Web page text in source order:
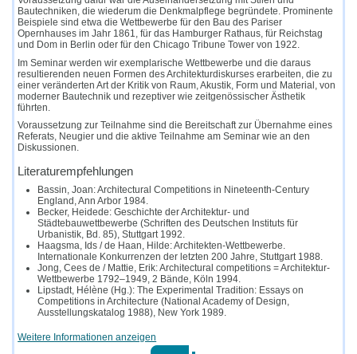
Bautechniken, die wiederum die Denkmalpflege begründete. Prominente
Beispiele sind etwa die Wettbewerbe für den Bau des Pariser
Opernhauses im Jahr 1861, für das Hamburger Rathaus, für Reichstag
und Dom in Berlin oder für den Chicago Tribune Tower von 1922.
Im Seminar werden wir exemplarische Wettbewerbe und die daraus
resultierenden neuen Formen des Architekturdiskurses erarbeiten, die zu
einer veränderten Art der Kritik von Raum, Akustik, Form und Material, von
moderner Bautechnik und rezeptiver wie zeitgenössischer Ästhetik
führten.
Voraussetzung zur Teilnahme sind die Bereitschaft zur Übernahme eines
Referats, Neugier und die aktive Teilnahme am Seminar wie an den
Diskussionen.
Literaturempfehlungen
Bassin, Joan: Architectural Competitions in Nineteenth-Century
England, Ann Arbor 1984.
Becker, Heidede: Geschichte der Architektur- und
Städtebauwettbewerbe (Schriften des Deutschen Instituts für
Urbanistik, Bd. 85), Stuttgart 1992.
Haagsma, Ids / de Haan, Hilde: Architekten-Wettbewerbe.
Internationale Konkurrenzen der letzten 200 Jahre, Stuttgart 1988.
Jong, Cees de / Mattie, Erik: Architectural competitions = Architektur-
Wettbewerbe 1792–1949, 2 Bände, Köln 1994.
Lipstadt, Hélène (Hg.): The Experimental Tradition: Essays on
Competitions in Architecture (National Academy of Design,
Ausstellungskatalog 1988), New York 1989.
Weitere Informationen anzeigen